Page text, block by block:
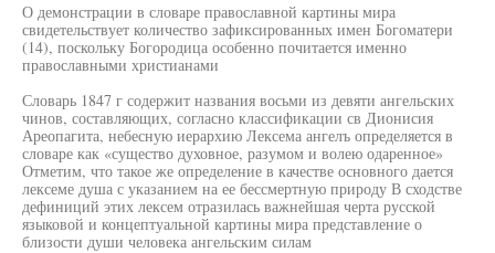
О демонстрации в словаре православной картины мира
свидетельствует количество зафиксированных имен Богоматери
(14), поскольку Богородица особенно почитается именно
православными христианами
Словарь 1847 г содержит названия восьми из девяти ангельских
чинов, составляющих, согласно классификации св Дионисия
Ареопагита, небесную иерархию Лексема ангелъ определяется в
словаре как «существо духовное, разумом и волею одаренное»
Отметим, что такое же определение в качестве основного дается
лексеме душа с указанием на ее бессмертную природу В сходстве
дефиниций этих лексем отразилась важнейшая черта русской
языковой и концептуальной картины мира представление о
близости души человека ангельским силам